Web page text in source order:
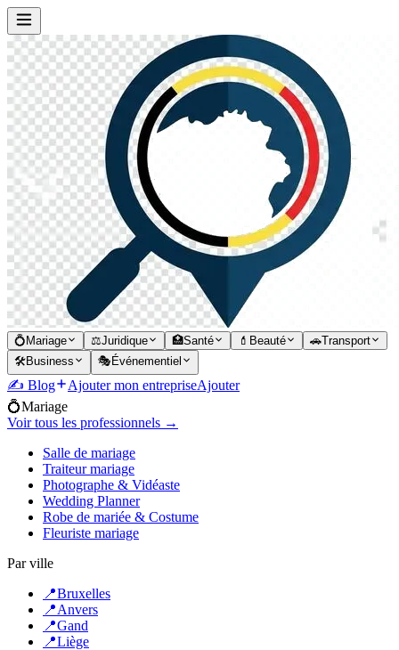
💍 Mariage ⚖️Juridique 🏥Santé 💄 Beauté 🚗Transport
🛠️Business 🎭 Événementiel
✍️ Blog Ajouter mon entrepriseAjouter
💍Mariage
Voir tous les professionnels →
Salle de mariage
Traiteur mariage
Photographe & Vidéaste
Wedding Planner
Robe de mariée & Costume
Fleuriste mariage
Par ville
📍Bruxelles
📍Anvers
📍Gand
📍Liège